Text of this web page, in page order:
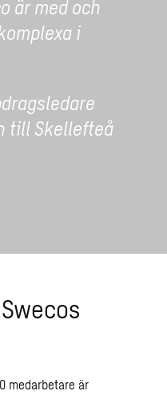
är med och
i
till Skellefteå
medarbetare är